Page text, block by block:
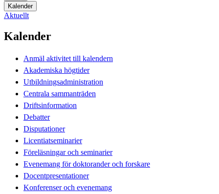
Kalender
Aktuellt
Kalender
Anmäl aktivitet till kalendern
Akademiska högtider
Utbildningsadministration
Centrala sammanträden
Driftsinformation
Debatter
Disputationer
Licentiatseminarier
Föreläsningar och seminarier
Evenemang för doktorander och forskare
Docentpresentationer
Konferenser och evenemang